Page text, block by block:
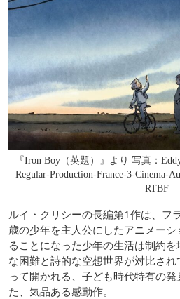
『Iron Boy（英題）』より 写真：
Regular-Production-France-3-Cinema-
RTBF
ルイ・クリシーの長編第1作は、フ
歳の少年を主人公にしたアニメー
ることになった少年の生活は制約
な困難と詩的な空想世界が対比さ
って開かれる、子ども時代特有の発
た、気品ある感動作。